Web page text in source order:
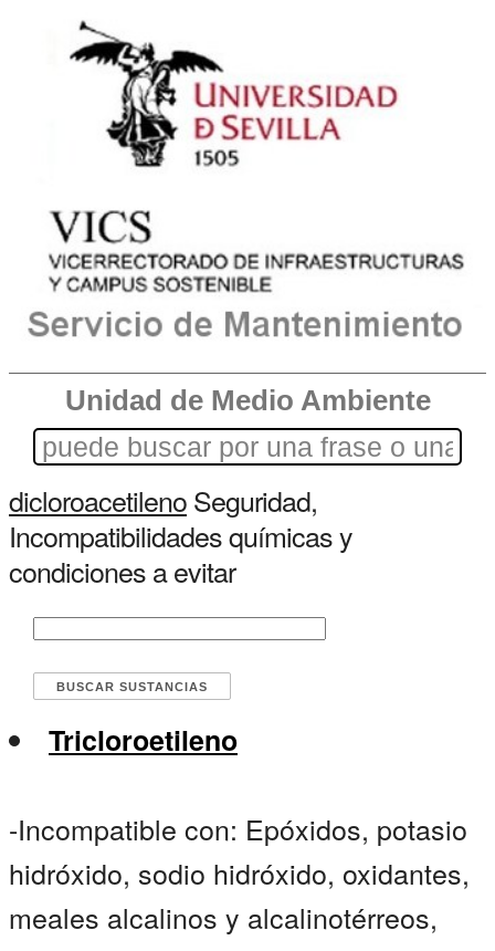
Unidad de Medio Ambiente
dicloroacetilenoSeguridad,
Incompatibilidades químicas y
condiciones a evitar
Tricloroetileno
-Incompatible con: Epóxidos, potasio
hidróxido, sodio hidróxido, oxidantes,
meales alcalinos y alcalinotérreos,